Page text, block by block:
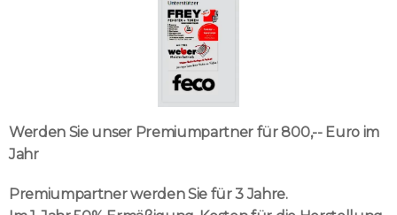
Werden Sie unser Premiumpartner für 800,-- Euro im
Jahr
Premiumpartner werden Sie für 3 Jahre.